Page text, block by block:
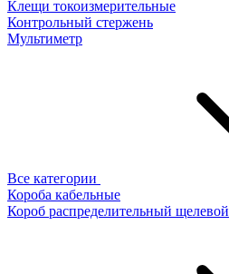
Клещи токоизмерительные
Контрольный стержень
Мультиметр
Все категории
Короба кабельные
Короб распределительный щелевой